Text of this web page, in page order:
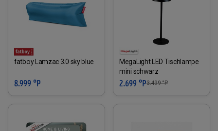
fatboy Lamzac 3.0 sky blue
8.999 °P
MegaLight LED Tischlampe
mini schwarz
2.699 °P3.499°P